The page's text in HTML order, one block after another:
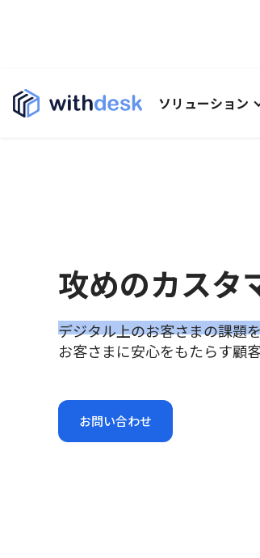
ソリューション
攻めのカスタ
デジタル上のお客さまの課題
お客さまに安心をもたらす顧
お問い合わせ